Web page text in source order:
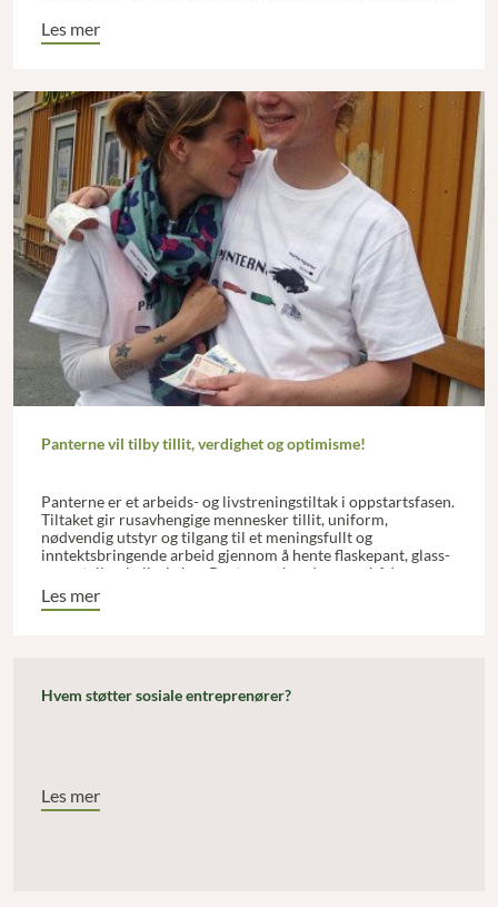
Les mer
Panterne vil tilby tillit, verdighet og optimisme!
Panterne er et arbeids- og livstreningstiltak i oppstartsfasen.
Tiltaket gir rusavhengige mennesker tillit, uniform,
nødvendig utstyr og tilgang til et meningsfullt og
inntektsbringende arbeid gjennom å hente flaskepant, glass-
og metallemballasje hos Panternes kunder, som både er
bedrifter og private husstander. Dette arbeidet skal
suppleres med annen meningsfull aktivitet. Gjennom
Les mer
Hvem støtter sosiale entreprenører?
Les mer